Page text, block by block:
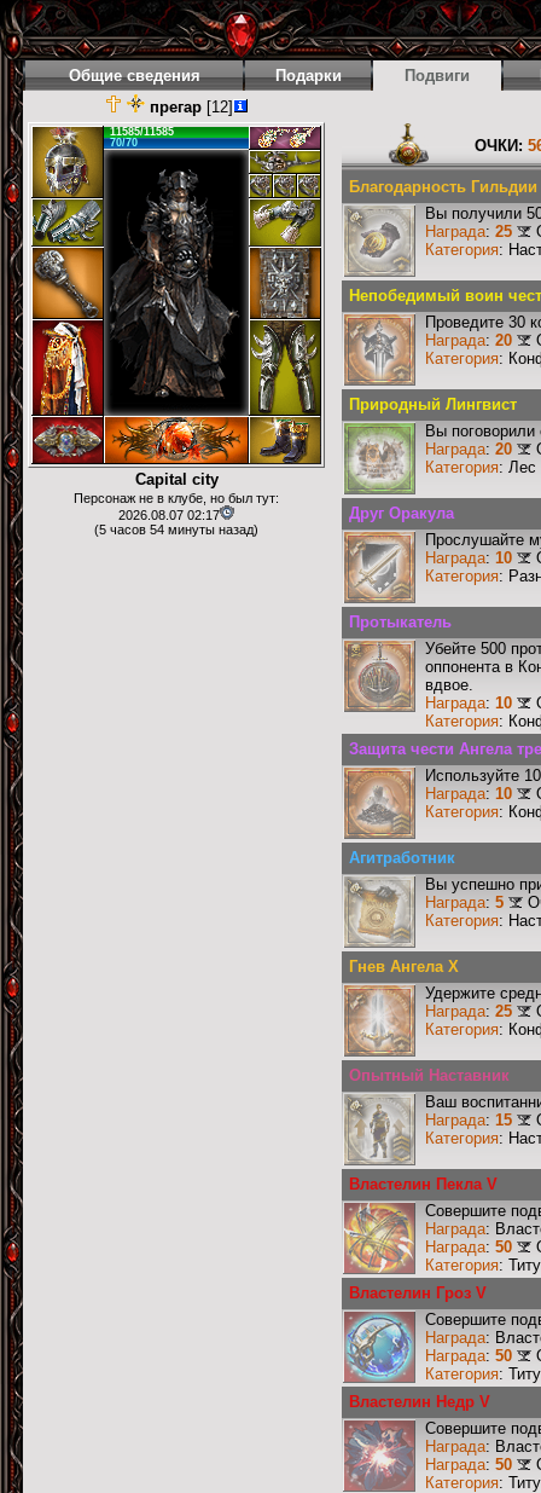
Общие сведения Подарки Подвиги
прегар[12]
11585/11585
70/70
Capital city
Персонаж не в клубе, но был тут:
2026.08.07 02:17
(5 часов 54 минуты назад)
ОЧКИ:
Благодарность Гильдии
Вы получили
Награда: 25
Категория:
Непобедимый воин
Проведите 30
Награда: 20
Категория:
Природный Лингвист
Вы
Награда: 20
Категория: Лес
Друг Оракула
Прослушайте
Награда: 10
Категория:
Протыкатель
Убейте 500
оппонента в
вдвое.
Награда: 10
Категория:
Защита чести Ангела
Используйте
Награда: 10
Категория:
Агитработник
Вы успешно
Награда: 5
Категория:
Гнев Ангела X
Удержите
Награда: 25
Категория:
Опытный Наставник
Ваш
Награда: 15
Категория:
Властелин Пекла V
Совершите
Награда:
Награда: 50
Категория:
Властелин Гроз V
Совершите
Награда:
Награда: 50
Категория:
Властелин Недр V
Совершите
Награда:
Награда: 50
Категория: